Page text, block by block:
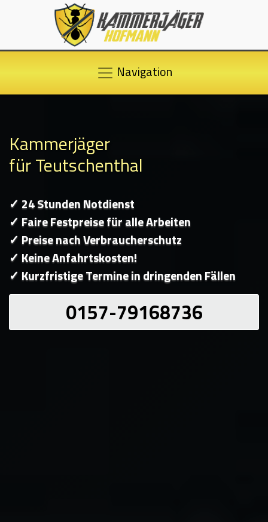
Navigation
Kammerjäger
für Teutschenthal
✓ 24 Stunden Notdienst
✓ Faire Festpreise für alle Arbeiten
✓ Preise nach Verbraucherschutz
✓ Keine Anfahrtskosten!
✓ Kurzfristige Termine in dringenden Fällen
0157-79168736